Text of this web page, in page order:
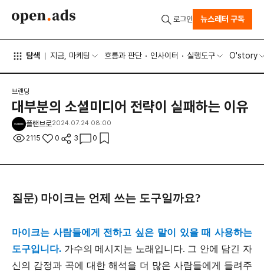
탐색 지금, 마케팅 흐름과 판단 인사이터 실행도구 O'story
로그인 뉴스레터 구독
브랜딩
대부분의 소셜미디어 전략이 실패하는 이유
플랜브로2024.07.24 08:00
2115 0 3 0
질문) 마이크는 언제 쓰는 도구일까요?
마이크는 사람들에게 전하고 싶은 말이 있을 때 사용하는
도구입니다. 가수의 메시지는 노래입니다. 그 안에 담긴 자
신의 감정과 곡에 대한 해석을 더 많은 사람들에게 들려주